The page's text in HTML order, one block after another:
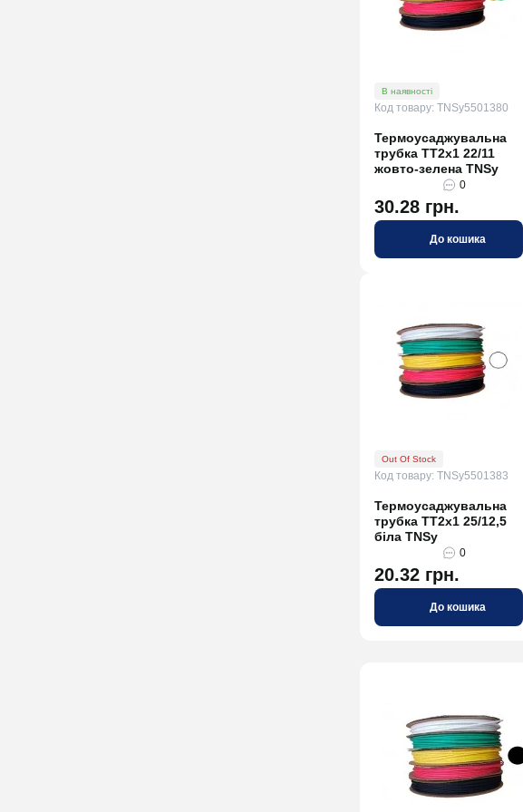
В наявності
Код товару: TNSy5501380
Термоусаджувальна
трубка ТТ2х1 22/11
жовто-зелена TNSy
0
30.28 грн.
До кошика
Out Of Stock
Код товару: TNSy5501383
Термоусаджувальна
трубка ТТ2х1 25/12,5
біла TNSy
0
20.32 грн.
До кошика